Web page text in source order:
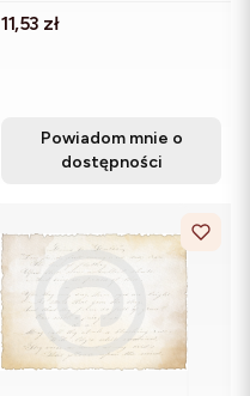
Cena
11,53 zł
Powiadom mnie o
dostępności